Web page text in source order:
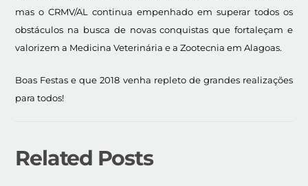
mas o CRMV/AL continua empenhado em superar todos os
obstáculos na busca de novas conquistas que fortaleçam e
valorizem a Medicina Veterinária e a Zootecnia em Alagoas.
Boas Festas e que 2018 venha repleto de grandes realizações
para todos!
Related Posts